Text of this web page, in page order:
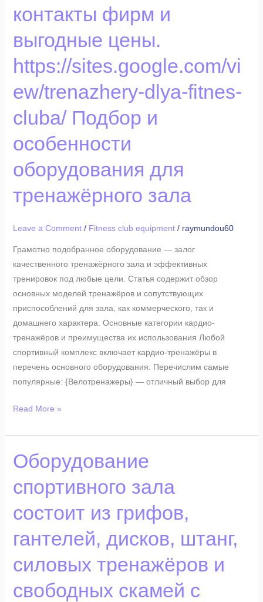
контакты фирм и
выгодные цены.
https://sites.google.com/vi
ew/trenazhery-dlya-fitnes-
cluba/ Подбор и
особенности
оборудования для
тренажёрного зала
Leave a Comment / Fitness club equipment/ raymundou60
Грамотно подобранное оборудование — залог
качественного тренажёрного зала и эффективных
тренировок под любые цели. Статья содержит обзор
основных моделей тренажёров и сопутствующих
приспособлений для зала, как коммерческого, так и
домашнего характера. Основные категории кардио-
тренажёров и преимущества их использования Любой
спортивный комплекс включает кардио-тренажёры в
перечень основного оборудования. Перечислим самые
популярные: {Велотренажеры} — отличный выбор для
программы
тренировок,
контакты
фирм
выгодные
цены.
https://sites.google.com/view/trenazhery-
dlya-
fitnes-
cluba/
оборудования
тренажёрного
Read More »
Оборудование
спортивного зала
состоит из грифов,
гантелей, дисков, штанг,
силовых тренажёров и
свободных скамей с
Оборудование
спортивного
зала
из
гантелей,
штанг,
силовых